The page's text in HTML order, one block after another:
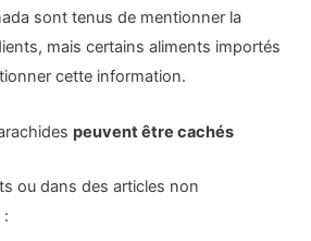
sont tenus de mentionner la
mais certains aliments importés
cette information.
peuvent être cachés
ou dans des articles non
: